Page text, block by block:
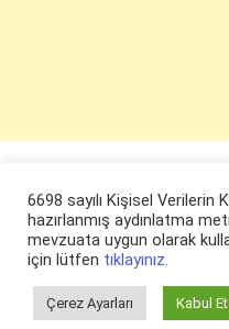
©
6698 sayılı Kişisel Verilerin
hazırlanmış aydınlatma
mevzuata uygun olarak
için lütfen tıklayınız.
Çerez Ayarları Kabul Et